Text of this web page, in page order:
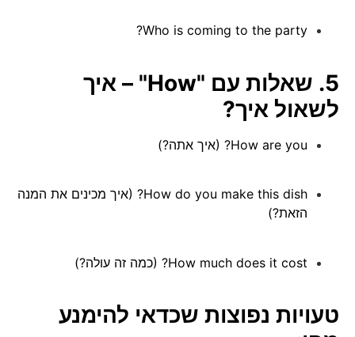
Who is coming to the party?
5. שאלות עם "How" – איך
לשאול איך?
How are you? (איך אתה?)
How do you make this dish? (איך מכינים את המנה
הזאת?)
How much does it cost? (כמה זה עולה?)
טעויות נפוצות שכדאי להימנע